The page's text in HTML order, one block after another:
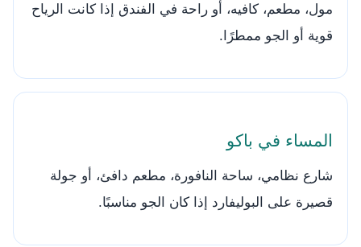
مول، مطعم، كافيه، أو راحة في الفندق إذا كانت الرياح
قوية أو الجو ممطرًا.
المساء في باكو
شارع نظامي، ساحة النافورة، مطعم دافئ، أو جولة
قصيرة على البوليفارد إذا كان الجو مناسبًا.